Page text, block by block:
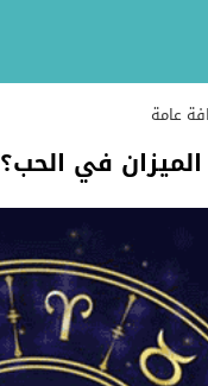
عامة
في الحب؟